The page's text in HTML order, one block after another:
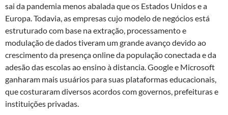
sai da pandemia menos abalada que os Estados Unidos e a
Europa. Todavia, as empresas cujo modelo de negócios está
estruturado com base na extração, processamento e
modulação de dados tiveram um grande avanço devido ao
crescimento da presença online da população conectada e da
adesão das escolas ao ensino à distancia. Google e Microsoft
ganharam mais usuários para suas plataformas educacionais,
que costuraram diversos acordos com governos, prefeituras e
instituições privadas.